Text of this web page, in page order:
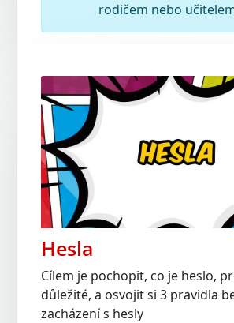
rodičem nebo
Hesla
Cílem je pochopit, co je heslo,
důležité, a osvojit si 3 pravidla
zacházení s hesly